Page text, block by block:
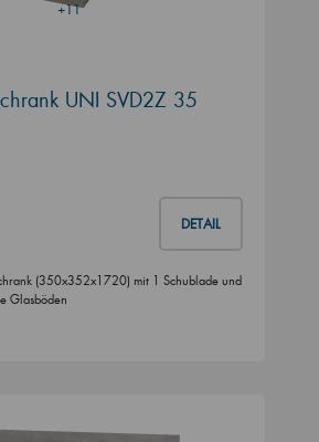
+11
UNI SVD2Z 35
DETAIL
(350x352x1720) mit 1 Schublade und
Glasböden